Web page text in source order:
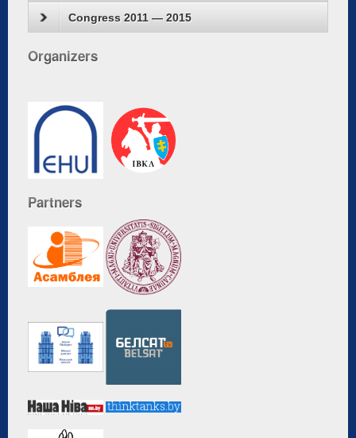
Congress 2011 — 2015
Organizers
Partners